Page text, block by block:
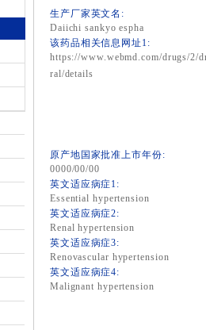
生产厂家英文名:
Daiichi sankyo espha
该药品相关信息网址1:
https://www.webmd.com/drugs/2/
ral/details
原产地国家批准上市年份:
0000/00/00
英文适应病症1:
Essential hypertension
英文适应病症2:
Renal hypertension
英文适应病症3:
Renovascular hypertension
英文适应病症4:
Malignant hypertension